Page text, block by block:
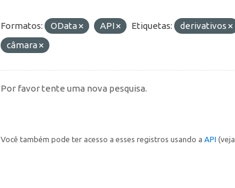
Formatos: OData API Etiquetas:
derivativos
câmara
Por favor tente uma nova pesquisa.
Você também pode ter acesso a esses registros usando a API (veja